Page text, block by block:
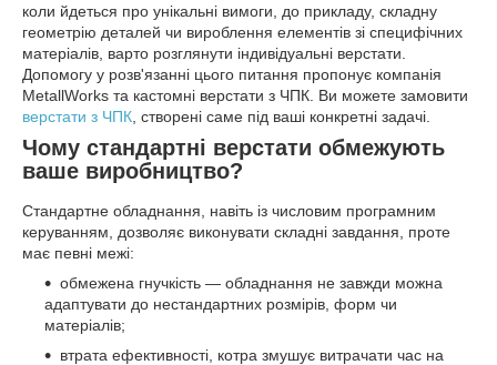
коли йдеться про унікальні вимоги, до прикладу, складну
геометрію деталей чи вироблення елементів зі специфічних
матеріалів, варто розглянути індивідуальні верстати.
Допомогу у розв'язанні цього питання пропонує компанія
MetallWorks та кастомні верстати з ЧПК. Ви можете замовити
верстати з ЧПК , створені саме під ваші конкретні задачі.
Чому стандартні верстати обмежують
ваше виробництво?
Стандартне обладнання, навіть із числовим програмним
керуванням, дозволяє виконувати складні завдання, проте
має певні межі:
обмежена гнучкість — обладнання не завжди можна
адаптувати до нестандартних розмірів, форм чи
матеріалів;
втрата ефективності, котра змушує витрачати час на